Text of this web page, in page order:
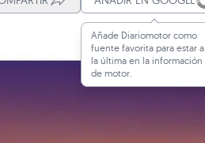
Añade Diariomotor como
fuente favorita para estar a
la última en la información
de motor.